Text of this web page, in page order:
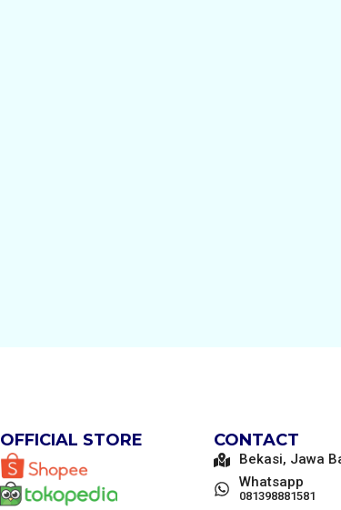
OFFICIAL STORE CONTACT
Bekasi, Jawa
Whatsapp
081398881581